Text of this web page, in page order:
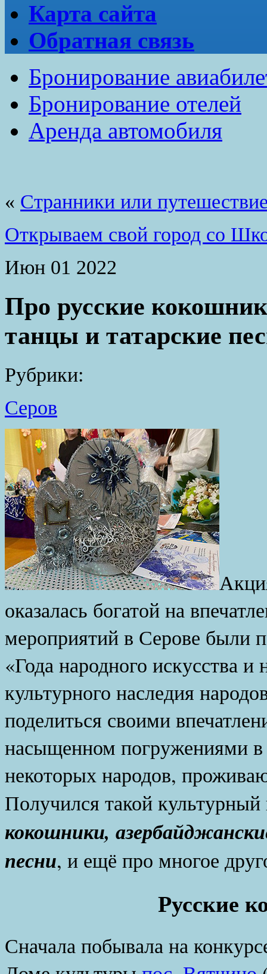
Карта сайта
Обратная связь
Бронирование
Бронирование отелей
Аренда автомобиля
« Странники или
Открываем свой город со
Июн 01 2022
Про русские
танцы и татарские
Рубрики:
Серов
оказалась богатой на
мероприятий в Серове были
«Года народного искусства и
культурного наследия
поделиться своими
насыщенном погружениями в
некоторых народов,
Получился такой
кокошники,
песни, и ещё про многое
Русские
Сначала побывала на